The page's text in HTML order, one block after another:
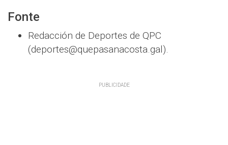
Fonte
Redacción de Deportes de QPC
(deportes@quepasanacosta.gal).